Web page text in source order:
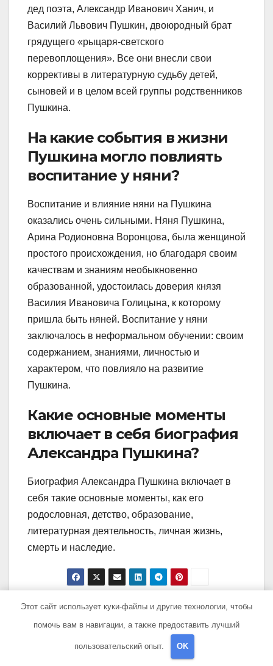
дед поэта, Александр Иванович Ханич, и
Василий Львович Пушкин, двоюродный брат
грядущего «рыцаря-светского
перевоплощения». Все они внесли свои
коррективы в литературную судьбу детей,
сыновей и в целом всей группы родственников
Пушкина.
На какие события в жизни
Пушкина могло повлиять
воспитание у няни?
Воспитание и влияние няни на Пушкина
оказались очень сильными. Няня Пушкина,
Арина Родионовна Воронцова, была женщиной
простого происхождения, но благодаря своим
качествам и знаниям необыкновенно
образованной, удостоилась доверия князя
Василия Ивановича Голицына, к которому
пришла быть няней. Воспитание у няни
заключалось в неформальном обучении: своим
содержанием, знаниями, личностью и
характером, что повлияло на развитие
Пушкина.
Какие основные моменты
включает в себя биография
Александра Пушкина?
Биография Александра Пушкина включает в
себя такие основные моменты, как его
родословная, детство, образование,
литературная деятельность, личная жизнь,
смерть и наследие.
Навигация
Сергей Гайдукевич —
краткая биография и
основные произведения
известного российского
Шахназаров Михаил
— жена, биография,
Этот сайт использует куки-файлы и другие технологии, чтобы
помочь вам в навигации, а также предоставить лучший
пользовательский опыт. OK